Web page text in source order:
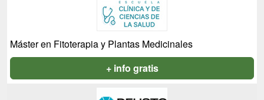
Máster en Fitoterapia y Plantas Medicinales
+ info gratis